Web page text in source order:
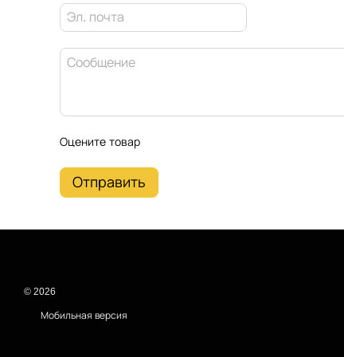
Оцените товар
Отправить
© 2026
Мобильная версия